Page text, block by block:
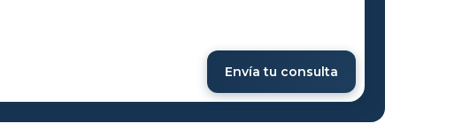
Envía tu consulta